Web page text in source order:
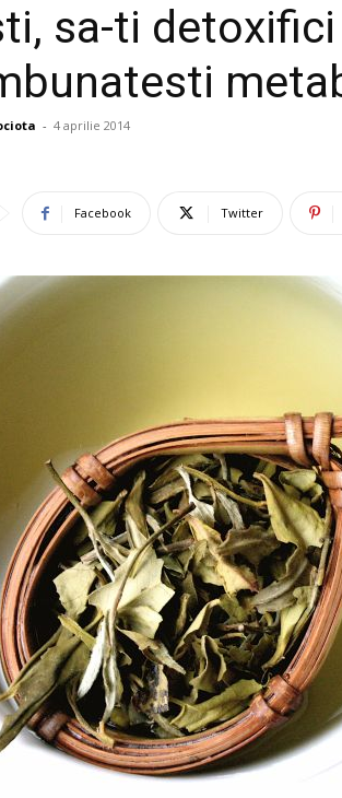
sa-ti
- 4 aprilie 2014
Facebook Twitter